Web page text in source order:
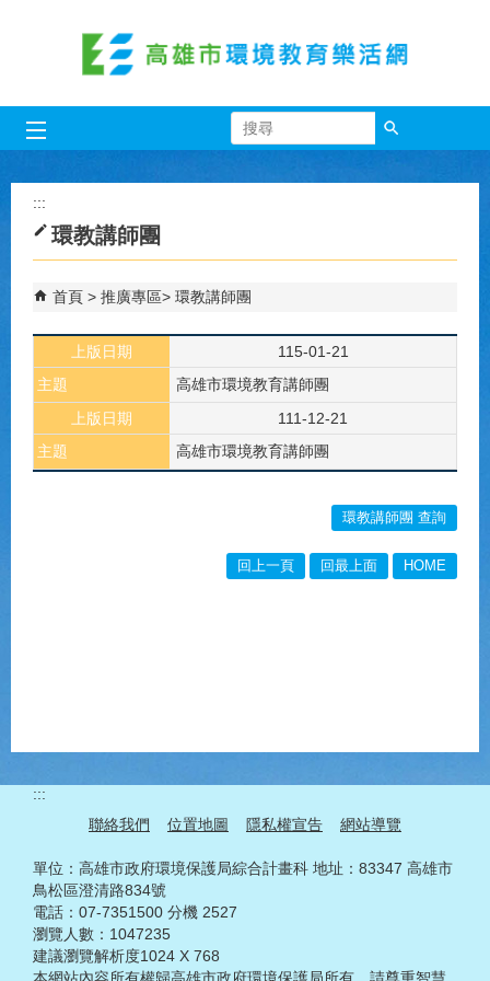
搜尋
:::
環教講師團
首頁 推廣專區 環教講師團
上版日期
115-01-21
主題
高雄市環境教育講師團
上版日期
111-12-21
主題
高雄市環境教育講師團
環教講師團 查詢
回上一頁 回最上面 HOME
:::
聯絡我們
位置地圖 隱私權宣告 網站導覽
單位：高雄市政府環境保護局綜合計畫科 地址：83347 高雄市
鳥松區澄清路834號
電話：07-7351500 分機 2527
瀏覽人數：1047235
建議瀏覽解析度1024 X 768